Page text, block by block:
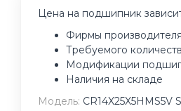
Цена на подшипник
Фирмы производителя
Требуемого
Модификации
Наличия на складе
Модель: CR14X25X5HMS5V